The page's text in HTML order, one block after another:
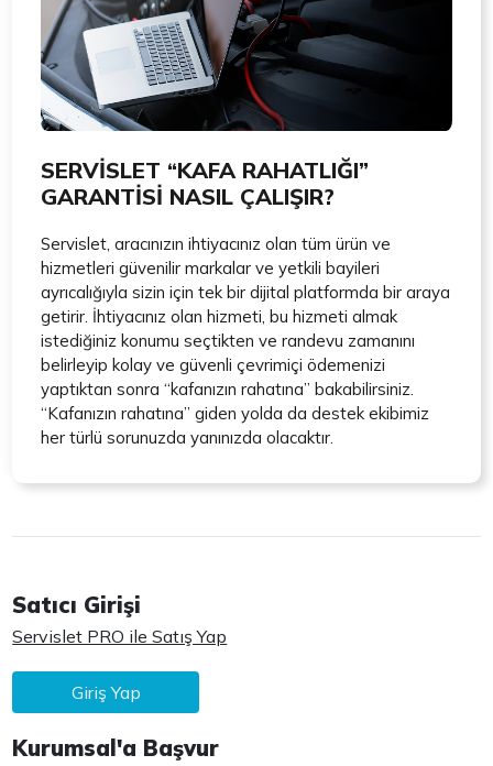
SERVİSLET “KAFA RAHATLIĞI”
GARANTİSİ NASIL ÇALIŞIR?
Servislet, aracınızın ihtiyacınız olan tüm ürün ve
hizmetleri güvenilir markalar ve yetkili bayileri
ayrıcalığıyla sizin için tek bir dijital platformda bir araya
getirir. İhtiyacınız olan hizmeti, bu hizmeti almak
istediğiniz konumu seçtikten ve randevu zamanını
belirleyip kolay ve güvenli çevrimiçi ödemenizi
yaptıktan sonra “kafanızın rahatına” bakabilirsiniz.
“Kafanızın rahatına” giden yolda da destek ekibimiz
her türlü sorunuzda yanınızda olacaktır.
Satıcı Girişi
Servislet PRO ile Satış Yap
Giriş Yap
Kurumsal'a Başvur